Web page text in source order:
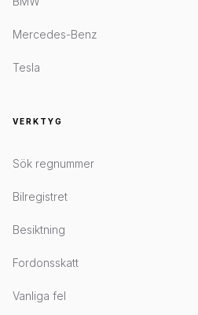
Mercedes-Benz
Tesla
VERKTYG
Sök regnummer
Bilregistret
Besiktning
Fordonsskatt
Vanliga fel